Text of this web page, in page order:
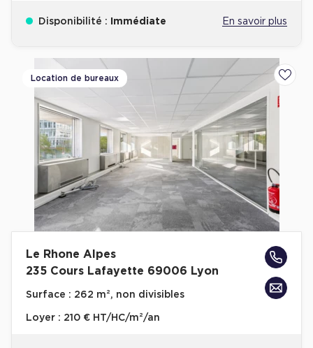
Bureaux privés à Paris
Bureaux privés à Marseille
Bureaux privés à Neuilly-sur-Seine
Bureaux privés à Lille
Plateaux opérés
Plateaux opérés à Paris
Plateaux opérés à Lyon
Plateaux opérés à Neuilly-sur-Seine
Plateaux opérés à Saint-Ouen
Plateaux opérés à Boulogne-Billancourt
Bureaux privés avec terrasse
Disponibilité : Immédiate En savoir plus
Location de bureaux
Le Rhone Alpes
235 Cours Lafayette 69006 Lyon
Surface : 262 m², non divisibles
Loyer : 210 € HT/HC/m²/an